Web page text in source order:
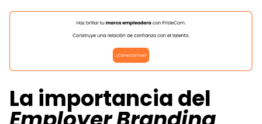
La importancia del